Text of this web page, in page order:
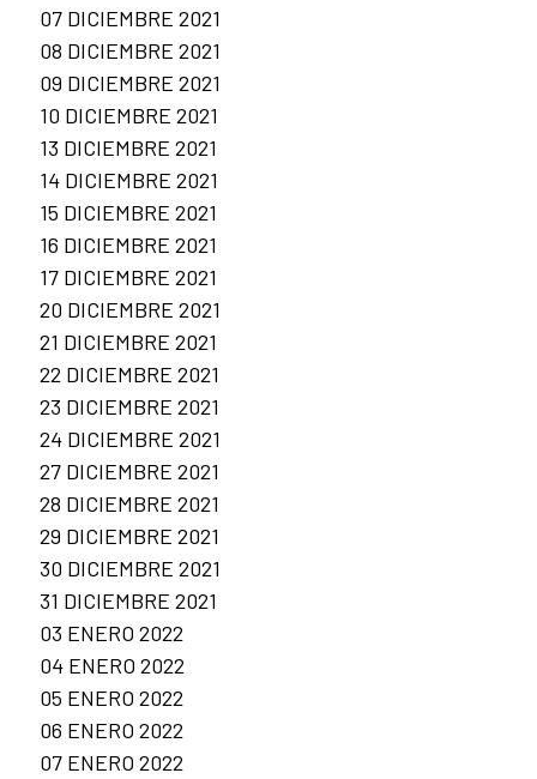
07 DICIEMBRE 2021
08 DICIEMBRE 2021
09 DICIEMBRE 2021
10 DICIEMBRE 2021
13 DICIEMBRE 2021
14 DICIEMBRE 2021
15 DICIEMBRE 2021
16 DICIEMBRE 2021
17 DICIEMBRE 2021
20 DICIEMBRE 2021
21 DICIEMBRE 2021
22 DICIEMBRE 2021
23 DICIEMBRE 2021
24 DICIEMBRE 2021
27 DICIEMBRE 2021
28 DICIEMBRE 2021
29 DICIEMBRE 2021
30 DICIEMBRE 2021
31 DICIEMBRE 2021
03 ENERO 2022
04 ENERO 2022
05 ENERO 2022
06 ENERO 2022
07 ENERO 2022